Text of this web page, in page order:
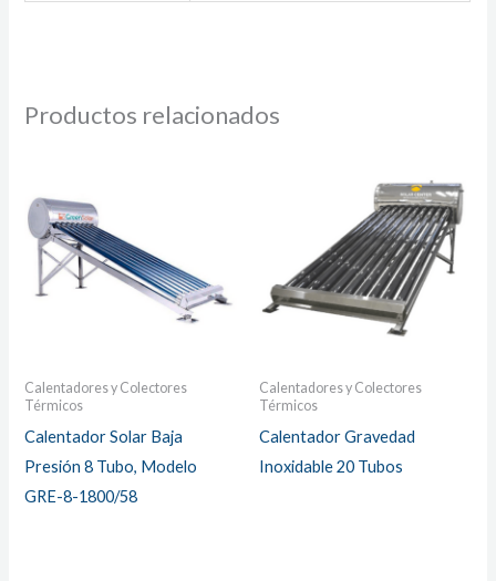
Productos relacionados
Calentadores y Colectores
Térmicos
Calentador Solar Baja
Presión 8 Tubo, Modelo
GRE-8-1800/58
Calentadores y Colectores
Térmicos
Calentador Gravedad
Inoxidable 20 Tubos